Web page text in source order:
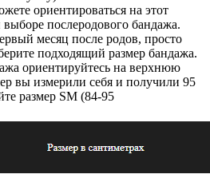
ориентироваться на этот
послеродового бандажа.
месяц после родов, просто
подходящий размер бандажа.
ориентируйтесь на верхнюю
вы измерили себя и получили 95
размер SM (84-95